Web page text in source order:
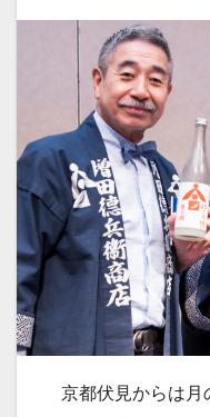
京都伏見からは月